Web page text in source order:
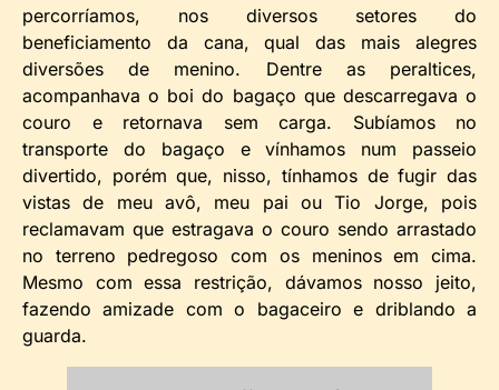
percorríamos, nos diversos setores do
beneficiamento da cana, qual das mais alegres
diversões de menino. Dentre as peraltices,
acompanhava o boi do bagaço que descarregava o
couro e retornava sem carga. Subíamos no
transporte do bagaço e vínhamos num passeio
divertido, porém que, nisso, tínhamos de fugir das
vistas de meu avô, meu pai ou Tio Jorge, pois
reclamavam que estragava o couro sendo arrastado
no terreno pedregoso com os meninos em cima.
Mesmo com essa restrição, dávamos nosso jeito,
fazendo amizade com o bagaceiro e driblando a
guarda.